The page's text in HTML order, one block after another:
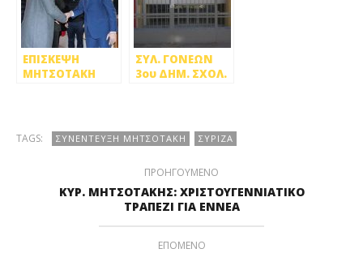
ΕΠΙΣΚΕΨΗ
ΜΗΤΣΟΤΑΚΗ
ΣΥΛ. ΓΟΝΕΩΝ
3ου ΔΗΜ. ΣΧΟΛ.
ΠΡΩΘΥΠΟΥΡΓΟ
κ. ΜΗΤΣΟΤΑΚΗ
TAGS: ΣΥΝΕΝΤΕΥΞΗ ΜΗΤΣΟΤΑΚΗ ΣΥΡΙΖΑ
ΠΡΟΗΓΟΥΜΕΝΟ
ΚΥΡ. ΜΗΤΣΟΤΑΚΗΣ: ΧΡΙΣΤΟΥΓΕΝΝΙΑΤΙΚΟ
ΤΡΑΠΕΖΙ ΓΙΑ ΕΝΝΕΑ
ΕΠΟΜΕΝΟ